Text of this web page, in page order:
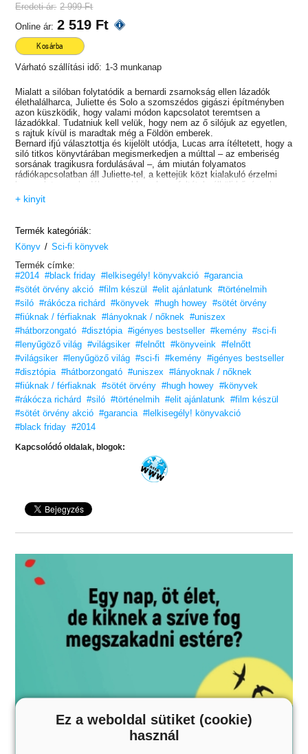
Eredeti ár: 2 999 Ft
Online ár: 2 519 Ft
Kosárba
Várható szállítási idő: 1-3 munkanap
Mialatt a silóban folytatódik a bernardi zsarnokság ellen lázadók
élethalálharca, Juliette és Solo a szomszédos gigászi építményben
azon küszködik, hogy valami módon kapcsolatot teremtsen a
lázadókkal. Tudatniuk kell velük, hogy nem az ő silójuk az egyetlen,
s rajtuk kívül is maradtak még a Földön emberek.
Bernard ifjú választottja és kijelölt utódja, Lucas arra ítéltetett, hogy a
siló titkos könyvtárában megismerkedjen a múlttal – az emberiség
sorsának tragikusra fordulásával –, ám miután folyamatos
rádiókapcsolatban áll Juliette-tel, a kettejük közt kialakuló érzelmi
kapcsolat megakadályozza abban, hogy feltétel nélküli hűséggel
kövesse Bernard utasításait. Ahhoz azonban gyenge, hogy nyíltan
szembeszálljon a zsarnokkal…
megszabadítsa a szomszédos siló alsó szintjeit a talajvíztől, s
később újabb túlélőkre bukkan, akik kísértetként tengetik napjaikat a
hatalmas épületben…
+ kinyit
Termék kategóriák:
Könyv / Sci-fi könyvek
Termék címke:
#2014 #black friday #lelkisegély! könyvakció #garancia
#sötét örvény akció #film készül #elit ajánlatunk #történelmih
#siló #rákócza richárd #könyvek #hugh howey #sötét örvény
#fiúknak / férfiaknak #lányoknak / nőknek #uniszex
#hátborzongató #disztópia #igényes bestseller #kemény #sci-fi
#lenyűgöző világ #világsiker #felnőtt #könyveink #felnőtt
#világsiker #lenyűgöző világ #sci-fi #kemény #igényes bestseller
#disztópia #hátborzongató #uniszex #lányoknak / nőknek
#fiúknak / férfiaknak #sötét örvény #hugh howey #könyvek
#rákócza richárd
#siló #történelmih #elit ajánlatunk #film készül
#sötét örvény akció #garancia #lelkisegély! könyvakció
#black friday #2014
Kapcsolódó oldalak, blogok:
Ez a weboldal sütiket (cookie)
használ